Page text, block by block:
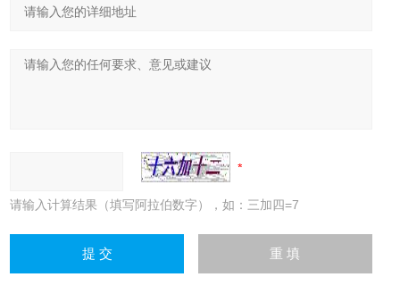
请输入计算结果（填写阿拉伯数字），如：三加四=7